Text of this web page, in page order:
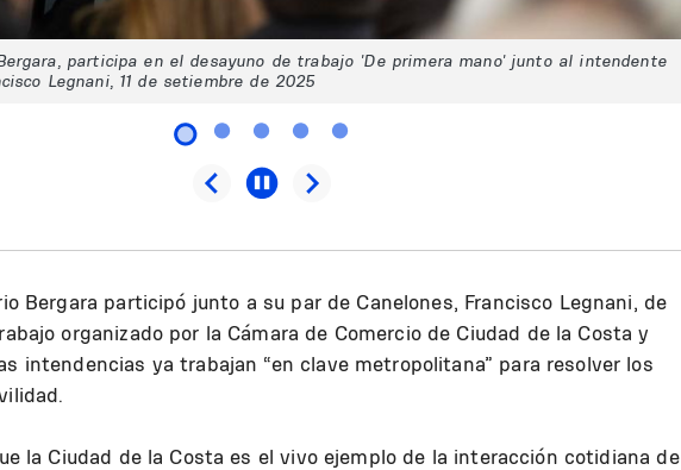
participa en el desayuno de trabajo 'De primera mano' junto al intendente
Legnani, 11 de setiembre de 2025
Bergara participó junto a su par de Canelones, Francisco Legnani, de
organizado por la Cámara de Comercio de Ciudad de la Costa y
intendencias ya trabajan “en clave metropolitana” para resolver los
la Ciudad de la Costa es el vivo ejemplo de la interacción cotidiana de